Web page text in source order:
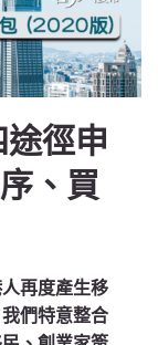
途徑申
、買
再度產生移
們特意整合